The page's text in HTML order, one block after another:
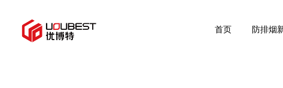
首页 防排烟